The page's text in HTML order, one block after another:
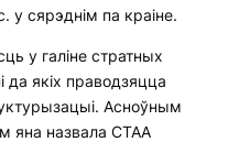
у сярэднім па краіне.
у галіне стратных
якіх праводзяцца
Асноўным
яна назвала СТАА